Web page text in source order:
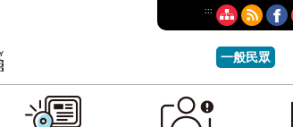
:::
一般民眾